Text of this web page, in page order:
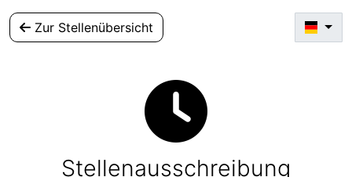
Zur Stellenübersicht
Stellenausschreibung